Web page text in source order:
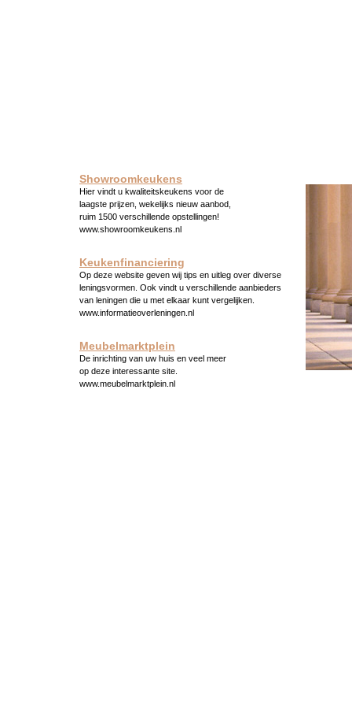
Showroomkeukens
Hier vindt u kwaliteitskeukens voor de
laagste prijzen, wekelijks nieuw aanbod,
ruim 1500 verschillende opstellingen!
www.showroomkeukens.nl
Keukenfinanciering
Op deze website geven wij tips en uitleg over diverse
leningsvormen. Ook vindt u verschillende aanbieders
van leningen die u met elkaar kunt vergelijken.
www.informatieoverleningen.nl
Meubelmarktplein
De inrichting van uw huis en veel meer
op deze interessante site.
www.meubelmarktplein.nl